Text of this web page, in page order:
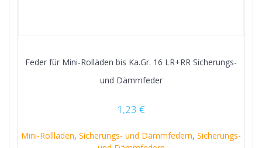
Feder für Mini-Rolläden bis Ka.Gr. 16 LR+RR Sicherungs-
und Dämmfeder
1,23 €
Mini-Rollläden, Sicherungs- und Dämmfedern, Sicherungs-